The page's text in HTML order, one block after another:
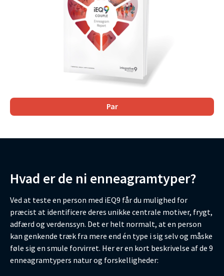
Par
Hvad er de ni enneagramtyper?
Ved at teste en person med iEQ9 får du mulighed for
præcist at identificere deres unikke centrale motiver, frygt,
adfærd og verdenssyn. Det er helt normalt, at en person
kan genkende træk fra mere end én type i sig selv og måske
føle sig en smule forvirret. Her er en kort beskrivelse af de 9
enneagramtypers natur og forskelligheder: